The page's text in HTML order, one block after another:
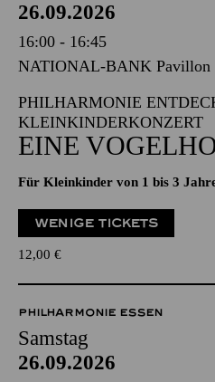
26.09.2026
16:00 - 16:45
NATIONAL-BANK Pavillon
PHILHARMONIE
KLEINKINDERKONZERT
EINE
Für Kleinkinder von 1 bis 3
WENIGE TICKETS
12,00 €
PHILHARMONIE ESSEN
Samstag
26.09.2026